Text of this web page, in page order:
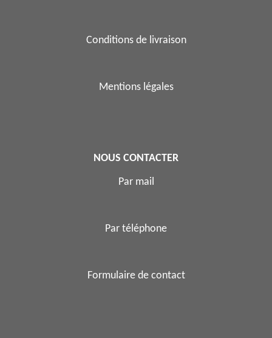
Conditions de livraison
Mentions légales
NOUS CONTACTER
Par mail
Par téléphone
Formulaire de contact